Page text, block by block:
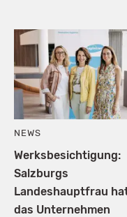
NEWS
Werksbesichtigung:
Salzburgs
Landeshauptfrau
das Unternehmen